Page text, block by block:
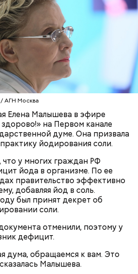
АГН Москва
Елена Малышева в эфире
на Первом канале
думе. Она призвала
йодирования соли.
что у многих граждан РФ
йода в организме. По ее
правительство эффективно
добавляя йод в соль.
был принят декрет об
соли.
отменили, поэтому у
дефицит.
дума, обращаемся к вам. Это
Малышева.
— 50 мл.
2 ст. ложки.
10 минут обжарить
раскаленными углями. Красный
и подпечь с двух сторон.
нарезать крупными кольцами,
и выложить на мангал к перцам.
необходимо немного
с сахаром, туда же
сахар и соль. Все эти
взбивать миксером
добавлять в готовую
чего нужно получившееся
соблюдается правильно, то
воздушный кремовый
кости.
включить цедру
массу, вливать в нее
нужно смешать муку с
потом эти компоненты
с ранее полученной
и тщательного «микса»
необходимо добавлять
ему не нужна
шеф-повар: